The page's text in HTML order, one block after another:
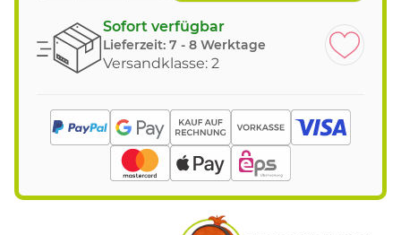
Sofort verfügbar
Lieferzeit: 7 - 8 Werktage
Versandklasse: 2